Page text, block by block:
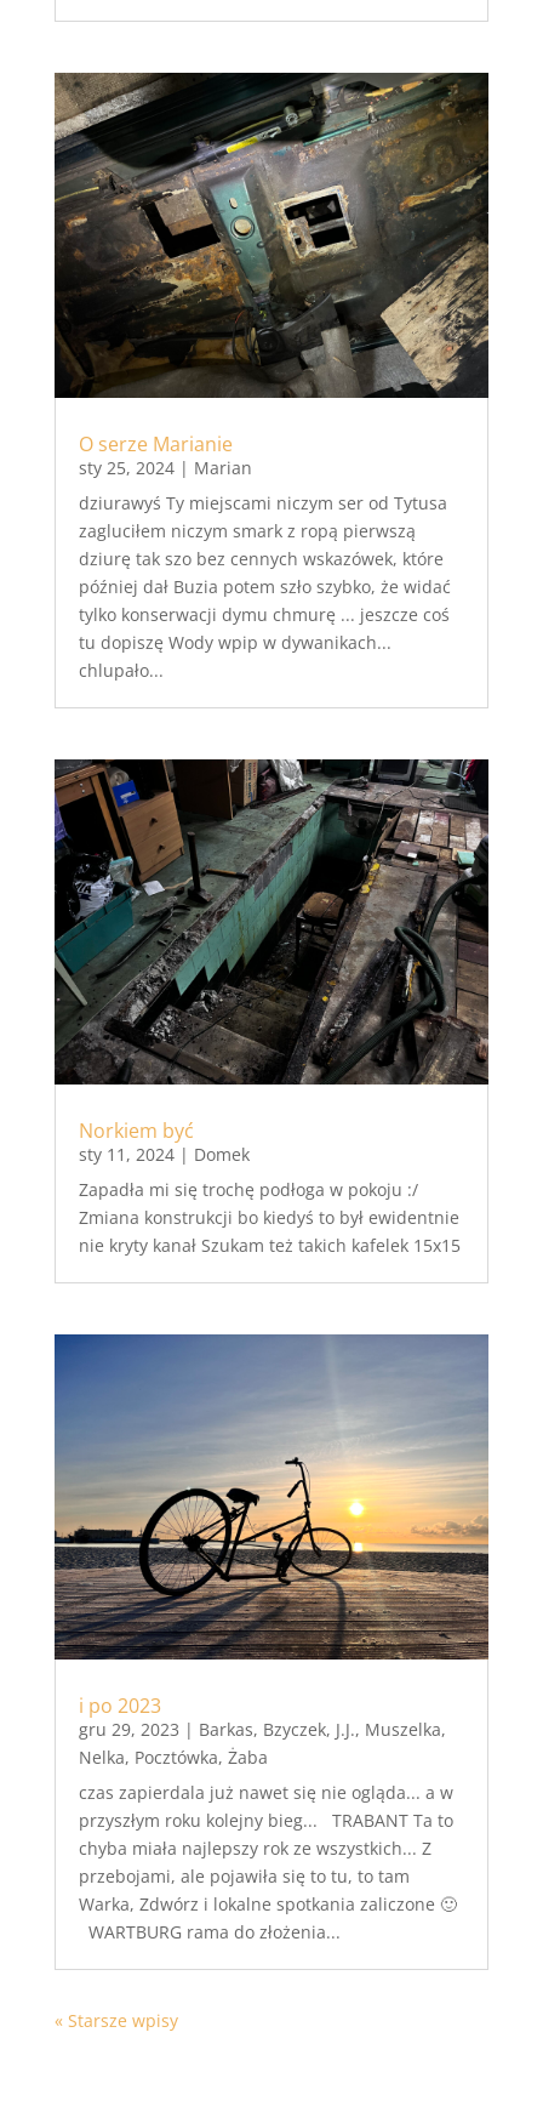
O serze Marianie
sty 25, 2024| Marian
dziurawyś Ty miejscami niczym ser od Tytusa
zagluciłem niczym smark z ropą pierwszą
dziurę tak szo bez cennych wskazówek, które
później dał Buzia potem szło szybko, że widać
tylko konserwacji dymu chmurę ... jeszcze coś
tu dopiszę Wody wpip w dywanikach...
chlupało...
Norkiem być
sty 11, 2024| Domek
Zapadła mi się trochę podłoga w pokoju :/
Zmiana konstrukcji bo kiedyś to był ewidentnie
nie kryty kanał Szukam też takich kafelek 15x15
i po 2023
gru 29, 2023 | Barkas, Bzyczek, J.J., Muszelka,
Nelka, Pocztówka, Żaba
czas zapierdala już nawet się nie ogląda... a w
przyszłym roku kolejny bieg... TRABANT Ta to
chyba miała najlepszy rok ze wszystkich... Z
przebojami, ale pojawiła się to tu, to tam
Warka, Zdwórz i lokalne spotkania zaliczone 🙂
WARTBURG rama do złożenia...
« Starsze wpisy